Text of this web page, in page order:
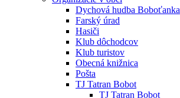
Dychová hudba Boboťanka
Farský úrad
Hasiči
Klub dôchodcov
Klub turistov
Obecná knižnica
Pošta
TJ Tatran Bobot
TJ Tatran Bobot